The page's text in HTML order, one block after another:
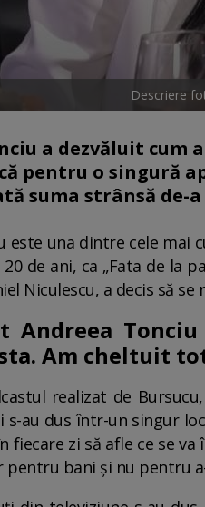
Descriere
a dezvăluit
pentru o singură
suma strânsă
este una dintre cele mai
de ani, ca „Fata de la
Niculescu, a decis să
Andreea
Am cheltuit
realizat de
au dus într-un singur
fiecare zi să afle ce se
pentru bani și nu pentru